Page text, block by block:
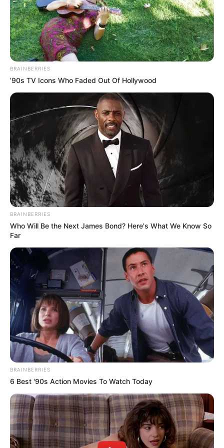
ΤΑ ΠΙΟ ΔΗΜΟΦΙΛΗ
BRAINBERRIES
’90s TV Icons Who Faded Out Of Hollywood
BRAINBERRIES
Who Will Be the Next James Bond? Here's What We Know So
Far
BRAINBERRIES
6 Best '90s Action Movies To Watch Today